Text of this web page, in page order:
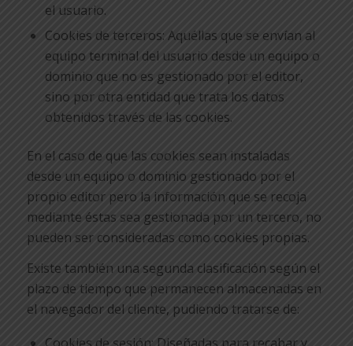
el usuario.
Cookies de terceros: Aquéllas que se envían al
equipo terminal del usuario desde un equipo o
dominio que no es gestionado por el editor,
sino por otra entidad que trata los datos
obtenidos través de las cookies.
En el caso de que las cookies sean instaladas
desde un equipo o dominio gestionado por el
propio editor pero la información que se recoja
mediante éstas sea gestionada por un tercero, no
pueden ser consideradas como cookies propias.
Existe también una segunda clasificación según el
plazo de tiempo que permanecen almacenadas en
el navegador del cliente, pudiendo tratarse de: